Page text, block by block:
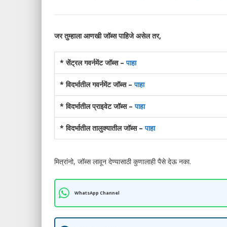
जर तुम्हाला आणखी जॉब्स पाहिजे असेल तर,
* सेंट्रल गवर्नमेंट जॉब्स –पाहा
* विदर्भातील गवर्नमेंट जॉब्स –पाहा
* विदर्भातील प्राइवेट जॉब्स –पाहा
* विदर्भातील तालुक्यातील जॉब्स –पाहा
मित्रांनो, जॉब्स लावून देण्यासाठी कुणालाही पैसे देऊ नका.
WhatsApp Channel